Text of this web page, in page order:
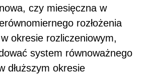
czy miesięczna w
rozłożenia
okresie rozliczeniowym,
system równoważnego
dłuższym okresie